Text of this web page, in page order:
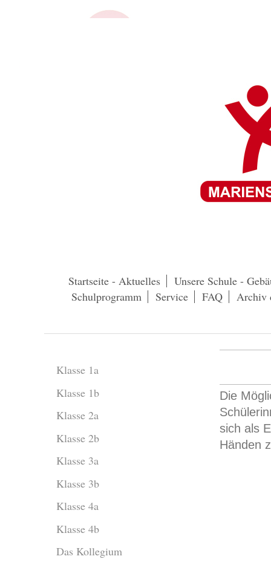
Startseite - Aktuelles
Unsere Schule -
Schulprogramm
Service FAQ Archiv
Die
sich als
Händen
Klasse 1a
Klasse 1b
Klasse 2a
Klasse 2b
Klasse 3a
Klasse 3b
Klasse 4a
Klasse 4b
Das Kollegium